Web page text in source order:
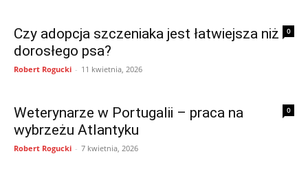
0
Czy adopcja szczeniaka jest łatwiejsza niż
dorosłego psa?
Robert Rogucki - 11 kwietnia, 2026
0
Weterynarze w Portugalii – praca na
wybrzeżu Atlantyku
Robert Rogucki - 7 kwietnia, 2026